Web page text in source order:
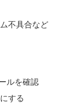
不具合など
ルを確認
する